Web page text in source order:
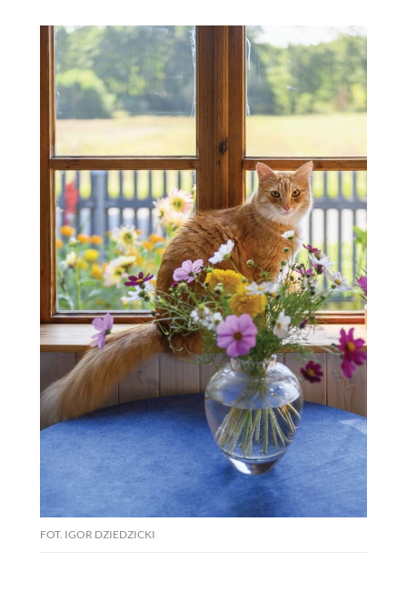
FOT. IGOR DZIEDZICKI